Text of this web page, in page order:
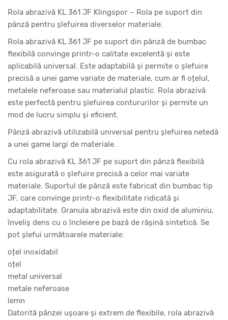
Rola abrazivă KL 361 JF Klingspor – Rola pe suport din
pânză pentru șlefuirea diverselor materiale.
Rola abrazivă KL 361 JF pe suport din pânză de bumbac
flexibilă convinge printr-o calitate excelentă și este
aplicabilă universal. Este adaptabilă și permite o șlefuire
precisă a unei game variate de materiale, cum ar fi oțelul,
metalele neferoase sau materialul plastic. Rola abrazivă
este perfectă pentru șlefuirea contururilor și permite un
mod de lucru simplu și eficient.
Pânză abrazivă utilizabilă universal pentru șlefuirea netedă
a unei game largi de materiale.
Cu rola abrazivă KL 361 JF pe suport din pânză flexibilă
este asigurată o șlefuire precisă a celor mai variate
materiale. Suportul de pânză este fabricat din bumbac tip
JF, care convinge printr-o flexibilitate ridicată și
adaptabilitate. Granula abrazivă este din oxid de aluminiu,
înveliș dens cu o încleiere pe bază de rășină sintetică. Se
pot șlefui următoarele materiale:
oțel inoxidabil
oțel
metal universal
metale neferoase
lemn
Datorită pânzei ușoare și extrem de flexibile, rola abrazivă